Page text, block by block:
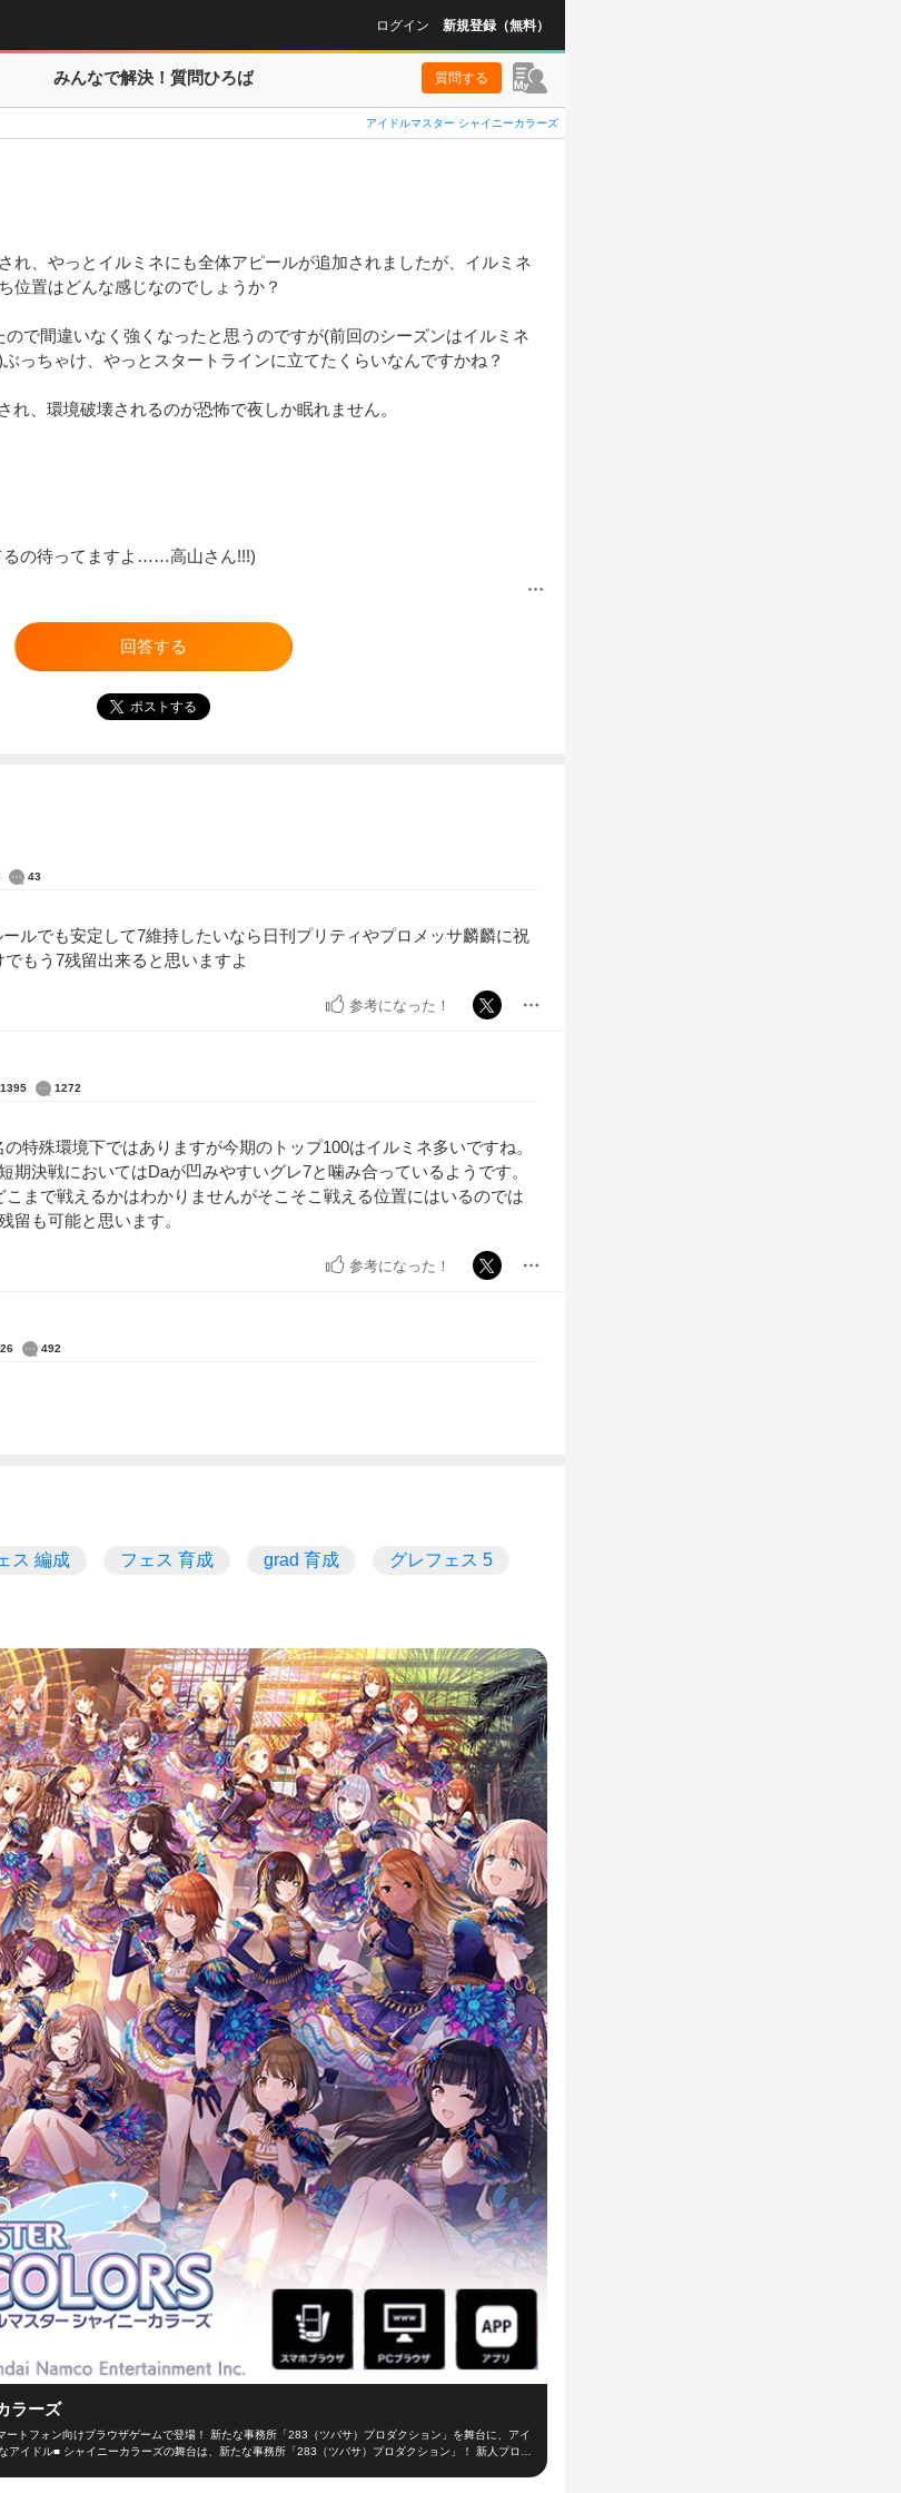
ログイン 新規登録（無料）
みんなで解決！ 質問ひろば 質問する
アイドルマスター シャイニーカラーズ
れ、やっとイルミネにも全体アピールが追加されましたが、イルミネ
位置はどんな感じなのでしょうか？
で間違いなく強くなったと思うのですが(前回のシーズンはイルミネ
っちゃけ、やっとスタートラインに立てたくらいなんですかね？
れ、環境破壊されるのが恐怖で夜しか眠れません。
るの待ってますよ……高山さん!!!)
回答する
ポストする
43
ルでも安定して7維持したいなら日刊プリティやプロメッサ麟麟に祝
もう7残留出来ると思いますよ
参考になった！
1395 1272
特殊環境下ではありますが今期のトップ100はイルミネ多いですね。
期決戦においてはDaが凹みやすいグレ7と噛み合っているようです。
こまで戦えるかはわかりませんがそこそこ戦える位置にはいるのでは
留も可能と思います。
参考になった！
492
ス 編成 フェス 育成 grad 育成 グレフェス 5
ラーズ
ートフォン向けブラウザゲームで登場！ 新たな事務所「283（ツバサ）プロダクション」を舞台に、アイ
アイドル■ シャイニーカラーズの舞台は、新たな事務所「283（ツバサ）プロダクション」！ 新人プロデ